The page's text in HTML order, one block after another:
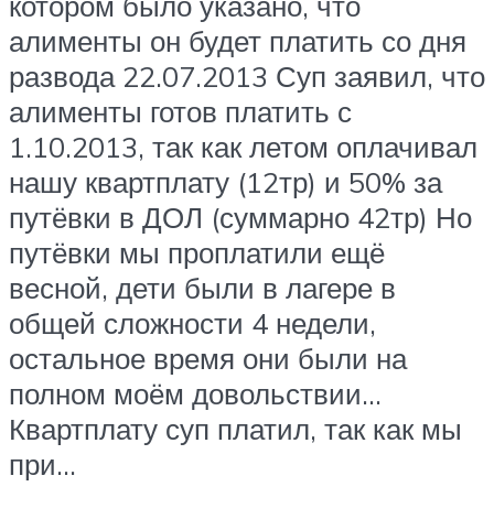
алименты он будет платить со дня
развода 22.07.2013 Суп заявил, что
алименты готов платить с
1.10.2013, так как летом оплачивал
нашу квартплату (12тр) и 50% за
путёвки в ДОЛ (суммарно 42тр) Но
путёвки мы проплатили ещё
весной, дети были в лагере в
общей сложности 4 недели,
остальное время они были на
полном моём довольствии…
Квартплату суп платил, так как мы
при…